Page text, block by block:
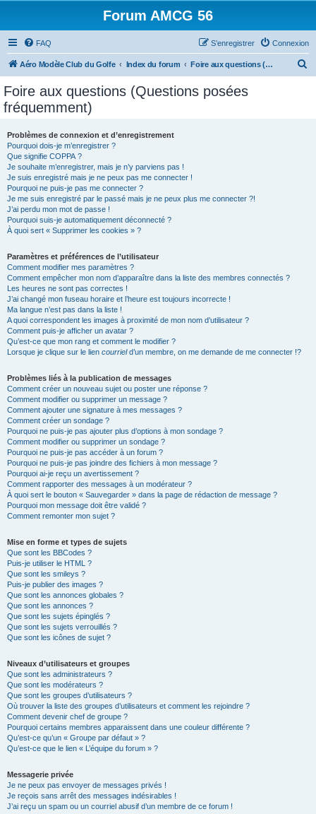
Forum AMCG 56
FAQ Connexion
S’enregistrer
Aéro Modèle Club du Golfe Index du forum Foire aux questions (Questions posées fréquemment)
Foire aux questions (Questions posées
fréquemment)
Problèmes de connexion et d’enregistrement
Pourquoi dois-je m’enregistrer ?
Que signifie COPPA ?
Je souhaite m’enregistrer, mais je n’y parviens pas !
Je suis enregistré mais je ne peux pas me connecter !
Pourquoi ne puis-je pas me connecter ?
Je me suis enregistré par le passé mais je ne peux plus me connecter ?!
J’ai perdu mon mot de passe !
Pourquoi suis-je automatiquement déconnecté ?
À quoi sert « Supprimer les cookies » ?
Paramètres et préférences de l’utilisateur
Comment modifier mes paramètres ?
Comment empêcher mon nom d’apparaître dans la liste des membres connectés ?
Les heures ne sont pas correctes !
J’ai changé mon fuseau horaire et l’heure est toujours incorrecte !
Ma langue n’est pas dans la liste !
A quoi correspondent les images à proximité de mon nom d’utilisateur ?
Comment puis-je afficher un avatar ?
Qu’est-ce que mon rang et comment le modifier ?
Lorsque je clique sur le lien courrield’un membre, on me demande de me connecter !?
Problèmes liés à la publication de messages
Comment créer un nouveau sujet ou poster une réponse ?
Comment modifier ou supprimer un message ?
Comment ajouter une signature à mes messages ?
Comment créer un sondage ?
Pourquoi ne puis-je pas ajouter plus d’options à mon sondage ?
Comment modifier ou supprimer un sondage ?
Pourquoi ne puis-je pas accéder à un forum ?
Pourquoi ne puis-je pas joindre des fichiers à mon message ?
Pourquoi ai-je reçu un avertissement ?
Comment rapporter des messages à un modérateur ?
À quoi sert le bouton « Sauvegarder » dans la page de rédaction de message ?
Pourquoi mon message doit être validé ?
Comment remonter mon sujet ?
Mise en forme et types de sujets
Que sont les BBCodes ?
Puis-je utiliser le HTML ?
Que sont les smileys ?
Puis-je publier des images ?
Que sont les annonces globales ?
Que sont les annonces ?
Que sont les sujets épinglés ?
Que sont les sujets verrouillés ?
Que sont les icônes de sujet ?
Niveaux d’utilisateurs et groupes
Que sont les administrateurs ?
Que sont les modérateurs ?
Que sont les groupes d’utilisateurs ?
Où trouver la liste des groupes d’utilisateurs et comment les rejoindre ?
Comment devenir chef de groupe ?
Pourquoi certains membres apparaissent dans une couleur différente ?
Qu’est-ce qu’un « Groupe par défaut » ?
Qu’est-ce que le lien « L’équipe du forum » ?
Messagerie privée
Je ne peux pas envoyer de messages privés !
Je reçois sans arrêt des messages indésirables !
J’ai reçu un spam ou un courriel abusif d’un membre de ce forum !